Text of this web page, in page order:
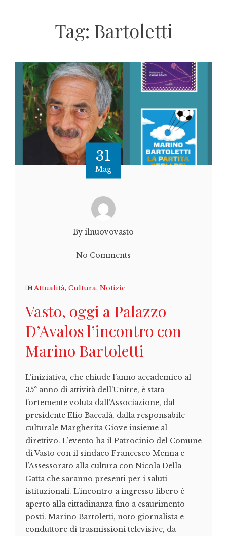
Tag: Bartoletti
31
Mag
By ilnuovovasto
No Comments
Attualità, Cultura, Notizie
Vasto, oggi a Palazzo
D’Avalos l’incontro con
Marino Bartoletti
L’iniziativa, che chiude l’anno accademico al
35° anno di attività dell'Unitre, è stata
fortemente voluta dall’Associazione, dal
presidente Elio Baccalà, dalla responsabile
culturale Margherita Giove insieme al
direttivo. L’evento ha il Patrocinio del Comune
di Vasto con il sindaco Francesco Menna e
l’Assessorato alla cultura con Nicola Della
Gatta che saranno presenti per i saluti
istituzionali. L’incontro a ingresso libero è
aperto alla cittadinanza fino a esaurimento
posti. Marino Bartoletti, noto giornalista e
conduttore di trasmissioni televisive, da